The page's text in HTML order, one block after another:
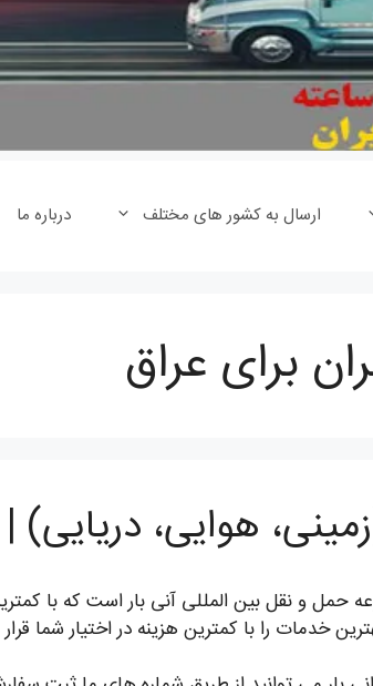
ارسال به کشور های مختلف درباره ما
برای عراق
هوایی،
و نقل بین المللی آنی بار است که با
خدمات را با کمترین هزینه در اختیار شما